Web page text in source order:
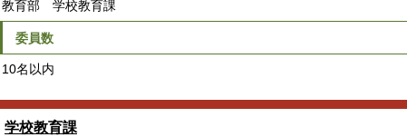
教育部 学校教育課
委員数
10名以内
学校教育課